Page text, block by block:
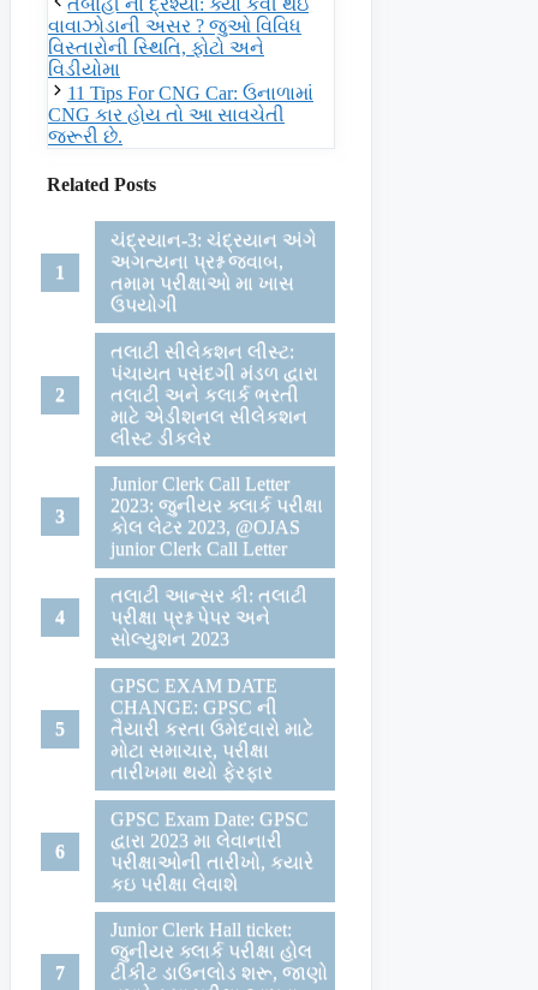
વાવાઝોડાની અસર ? જુઓ વિવિધ
વિસ્તારોની સ્થિતિ, ફોટો અને
વિડીયોમા
11 Tips For CNG Car: ઉનાળામાં
CNG કાર હોય તો આ સાવચેતી
જરૂરી છે.
Related Posts
ચંદ્રયાન-3: ચંદ્રયાન અંગે
અગત્યના પ્રશ્ન જવાબ,
તમામ પરીક્ષાઓ મા ખાસ
ઉપયોગી
તલાટી સીલેકશન લીસ્ટ:
પંચાયત પસંદગી મંડળ દ્વારા
તલાટી અને કલાર્ક ભરતી
માટે એડીશનલ સીલેકશન
લીસ્ટ ડીકલેર
Junior Clerk Call Letter
2023: જુનીયર ક્લાર્ક પરીક્ષા
કોલ લેટર 2023, @OJAS
junior Clerk Call Letter
તલાટી આન્સર કી: તલાટી
પરીક્ષા પ્રશ્ન પેપર અને
સોલ્યુશન 2023
GPSC EXAM DATE
CHANGE: GPSC ની
તૈયારી કરતા ઉમેદવારો માટે
મોટા સમાચાર, પરીક્ષા
તારીખમા થયો ફેરફાર
GPSC Exam Date: GPSC
દ્વારા 2023 મા લેવાનારી
પરીક્ષાઓની તારીખો, કયારે
કઇ પરીક્ષા લેવાશે
Junior Clerk Hall ticket:
જુનીયર ક્લાર્ક પરીક્ષા હોલ
ટીકીટ ડાઉનલોડ શરૂ, જાણો